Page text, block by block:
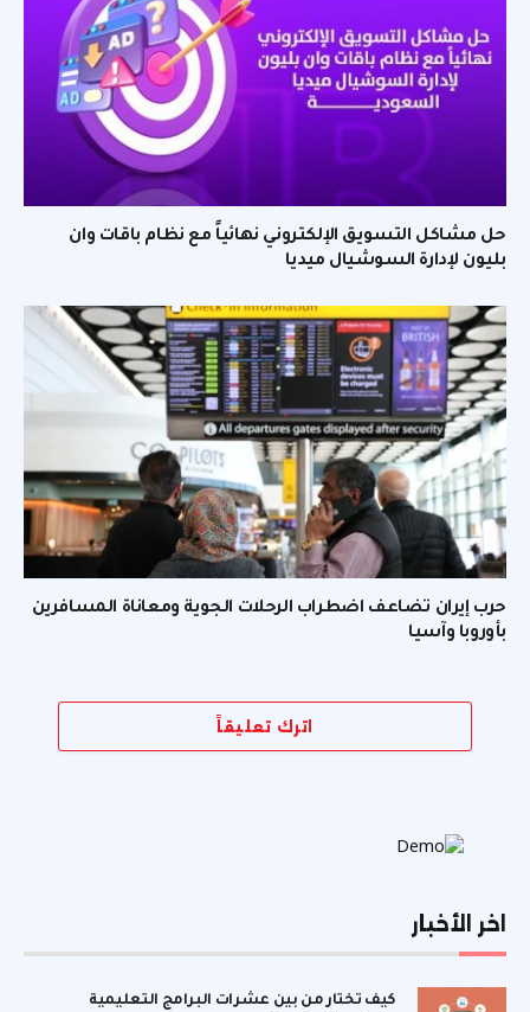
حل مشاكل التسويق الإلكتروني نهائياً مع نظام باقات وان
بليون لإدارة السوشيال ميديا
حرب إيران تضاعف اضطراب الرحلات الجوية ومعاناة المسافرين
بأوروبا وآسيا
اترك تعليقاً
اخر الأخبار
كيف تختار من بين عشرات البرامج التعليمية